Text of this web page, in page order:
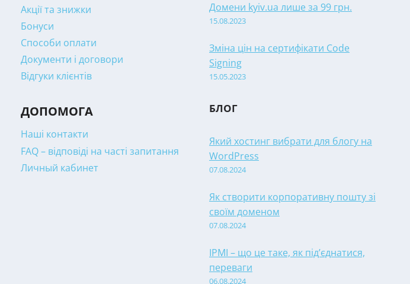
Акції та знижки
Бонуси
Способи оплати
Документи і договори
Відгуки клієнтів
ДОПОМОГА
Наші контакти
FAQ – відповіді на часті запитання
Личный кабинет
Домени kyiv.ua лише за 99 грн.
15.08.2023
Зміна цін на сертифікати Code
Signing
15.05.2023
БЛОГ
Який хостинг вибрати для блогу на
WordPress
07.08.2024
Як створити корпоративну пошту зі
своїм доменом
07.08.2024
IPMI – що це таке, як під’єднатися,
переваги
06.08.2024